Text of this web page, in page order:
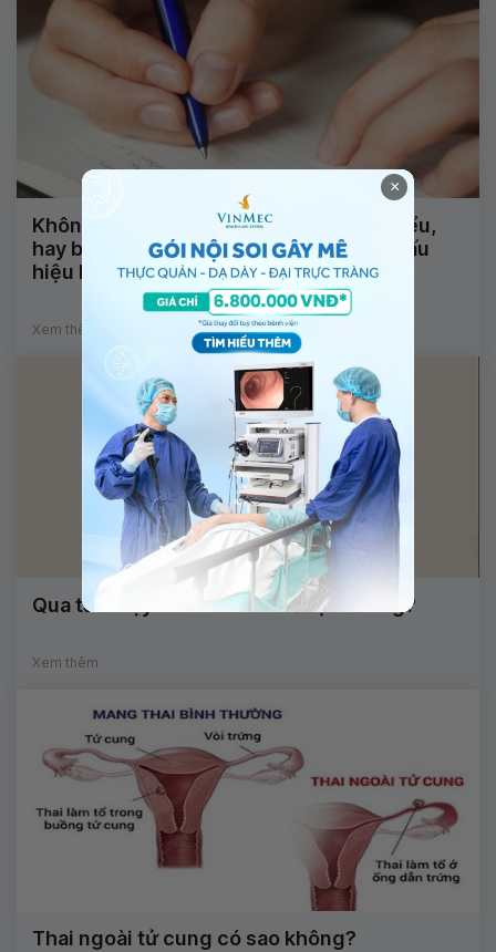
Không nói được, nhìn mặt chữ không hiểu,
hay bị động kinh và tê đầu ngón tay là dấu
hiệu bệnh gì?
Xem thêm
Qua tuổi dậy thì có cao lên được không?
Xem thêm
Thai ngoài tử cung có sao không?
×